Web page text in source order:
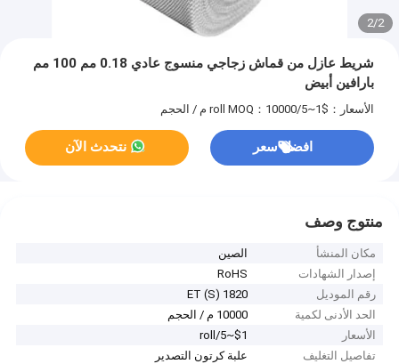
2/2
شريط عازل من قماش زجاجي منسوج عادي 0.18 مم 100 مم
بارافين أبيض
الأسعار：$1~5/roll MOQ：10000 م / الحجم
افضل سعر نتحدث الآن
منتوج وصف
مكان المنشأ
الصين
إصدار الشهادات
RoHS
رقم الموديل
ET (S) 1820
الحد الأدنى لكمية
10000 م / الحجم
الأسعار
$1~5/roll
تفاصيل التغليف
علبة كرتون التصدير